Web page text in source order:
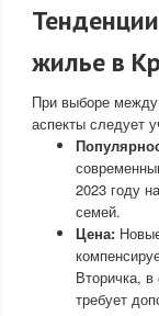
жилье в
При выборе
аспекты следует
2023 году
семей.
Цена:
Вторичка,
требует